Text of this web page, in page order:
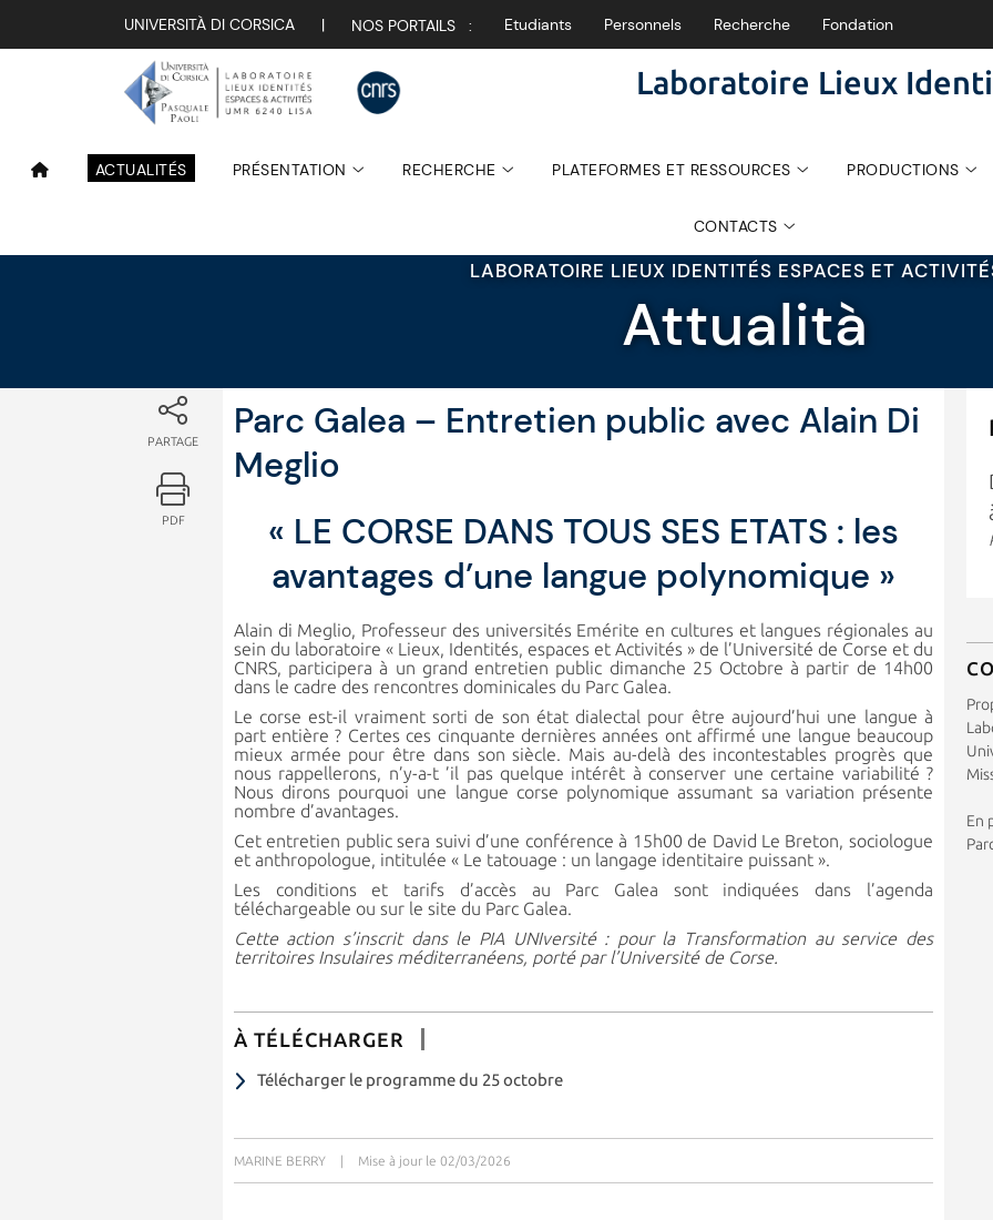
UNIVERSITÀ DI CORSICA | NOS PORTAILS : Etudiants Personnels Recherche Fondation
Laboratoire Lieux
ACTUALITÉS PRÉSENTATION RECHERCHE PLATEFORMES ET RESSOURCES PRODUCTIONS
CONTACTS
LABORATOIRE LIEUX IDENTITÉS ESPACES ET
Attualità
PARTAGE
PDF
Parc Galea – Entretien public avec Alain Di
Meglio
« LE CORSE DANS TOUS SES ETATS : les
avantages d’une langue polynomique »
Alain di Meglio, Professeur des universités Emérite en cultures et langues régionales au
sein du laboratoire « Lieux, Identités, espaces et Activités » de l’Université de Corse et du
CNRS, participera à un grand entretien public dimanche 25 Octobre à partir de 14h00
dans le cadre des rencontres dominicales du Parc Galea.
Le corse est-il vraiment sorti de son état dialectal pour être aujourd’hui une langue à
part entière ? Certes ces cinquante dernières années ont affirmé une langue beaucoup
mieux armée pour être dans son siècle. Mais au-delà des incontestables progrès que
nous rappellerons, n’y-a-t ’il pas quelque intérêt à conserver une certaine variabilité ?
Nous dirons pourquoi une langue corse polynomique assumant sa variation présente
nombre d’avantages.
Cet entretien public sera suivi d’une conférence à 15h00 de David Le Breton, sociologue
et anthropologue, intitulée « Le tatouage : un langage identitaire puissant ».
Les conditions et tarifs d’accès au Parc Galea sont indiquées dans l’agenda
téléchargeable ou sur le site du Parc Galea.
Cette action s’inscrit dans le PIA UNIversité : pour la Transformation au service des
territoires Insulaires méditerranéens, porté par l’Université de Corse.
À TÉLÉCHARGER
Télécharger le programme du 25 octobre
MARINE BERRY | Mise à jour le 02/03/2026
En